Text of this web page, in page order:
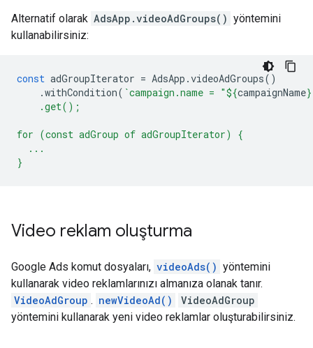
Alternatif olarak AdsApp.videoAdGroups() yöntemini
kullanabilirsiniz:
const adGroupIterator = AdsApp .videoAdGroups()
.withCondition( `campaign.name = "${campaignName}
    .get();
for (const adGroup of adGroupIterator) {
  ...
}
Video reklam oluşturma
Google Ads komut dosyaları, videoAds() yöntemini
kullanarak video reklamlarınızı almanıza olanak tanır.
VideoAdGroup . newVideoAd()
VideoAdGroup
yöntemini kullanarak yeni video reklamlar oluşturabilirsiniz.